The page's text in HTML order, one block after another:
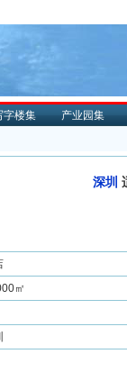
字楼集 产业园集
深圳
㎡